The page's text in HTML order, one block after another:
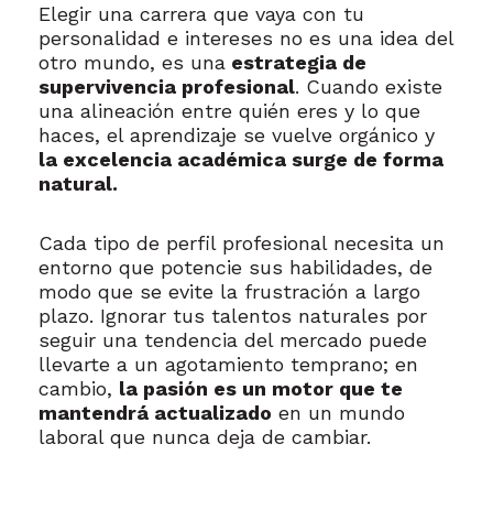
Elegir una carrera que vaya con tu
personalidad e intereses no es una idea del
otro mundo, es una estrategia de
supervivencia profesional. Cuando existe
una alineación entre quién eres y lo que
haces, el aprendizaje se vuelve orgánico y
la excelencia académica surge de forma
natural.
Cada tipo de perfil profesional necesita un
entorno que potencie sus habilidades, de
modo que se evite la frustración a largo
plazo. Ignorar tus talentos naturales por
seguir una tendencia del mercado puede
llevarte a un agotamiento temprano; en
cambio, la pasión es un motor que te
mantendrá actualizado en un mundo
laboral que nunca deja de cambiar.